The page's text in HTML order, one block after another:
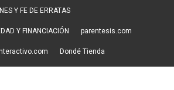
Y FE DE ERRATAS
Y FINANCIACIÓN parentesis.com
Dondé Tienda